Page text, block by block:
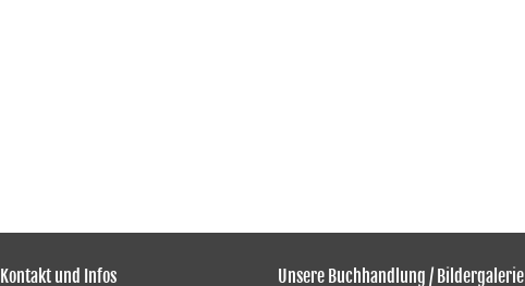
Kontakt und Infos Unsere Buchhandlung / Bildergalerie